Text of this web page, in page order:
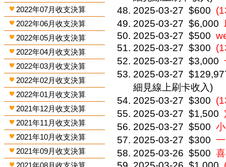
2022年07月收支決算
2022年06月收支決算
2022年05月收支決算
2022年04月收支決算
2022年03月收支決算
2022年02月收支決算
2022年01月收支決算
2021年12月收支決算
2021年11月收支決算
2021年10月收支決算
2021年09月收支決算
2021年08月收支決算
2025-03-27 $600
2025-03-27 $6,000
2025-03-27 $500
2025-03-27 $300
2025-03-27 $3,000
2025-03-27
細見線上刷卡收入)
2025-03-27 $300
2025-03-27 $1,500
2025-03-27 $500
2025-03-27 $300
2025-03-26 $500